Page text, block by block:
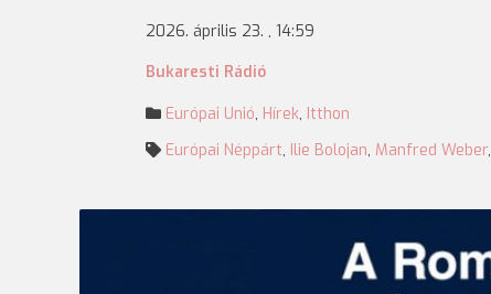
2026. április 23. , 14:59
Bukaresti Rádió
Európai Unió, Hírek, Itthon
Európai Néppárt, Ilie Bolojan, Manfred Weber,